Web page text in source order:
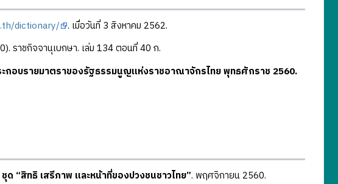
dictionary/ . เมื่อวันที่ 3 สิงหาคม 2562.
ราชกิจจานุเบกษา. เล่ม 134 ตอนที่ 40 ก.
ะกอบรายมาตราของรัฐธรรมนูญแห่งราชอาณาจักรไทย พุทธศักราช 2560.
“สิทธิ เสรีภาพ และหน้าที่ของปวงชนชาวไทย”. พฤศจิกายน 2560.